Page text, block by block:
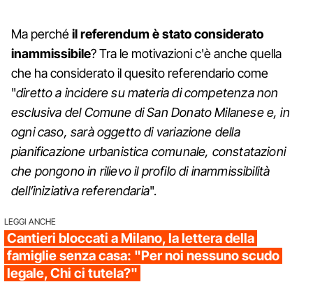
Ma perchéil referendum è stato considerato
inammissibile? Tra le motivazioni c'è anche quella
che ha considerato il quesito referendario come
"diretto a incidere su materia di competenza non
esclusiva del Comune di San Donato Milanese e, in
ogni caso, sarà oggetto di variazione della
pianificazione urbanistica comunale, constatazioni
che pongono in rilievo il profilo di inammissibilità
dell’iniziativa referendaria".
LEGGI ANCHE
Cantieri bloccati a Milano, la lettera della
famiglie senza casa: "Per noi nessuno scudo
legale, Chi ci tutela?"